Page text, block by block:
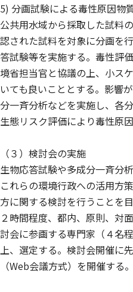
5) 分画試験による毒性原因物
公共用水域から採取した試料
認された試料を対象に分画を
答試験等を実施する。毒性評
境省担当官と協議の上、小ス
いても良いこととする。影響
分一斉分析などを実施し、各
生態リスク評価により毒性原
（３）検討会の実施
生物応答試験や多成分一斉分
これらの環境行政への活用方
方に関する検討を行うことを
２時間程度、都内、原則、対
討会に参画する専門家（４名
上、選定する。検討会開催に
（Web会議方式）を開催する。